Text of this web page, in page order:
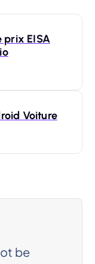
prix EISA
Voiture
be